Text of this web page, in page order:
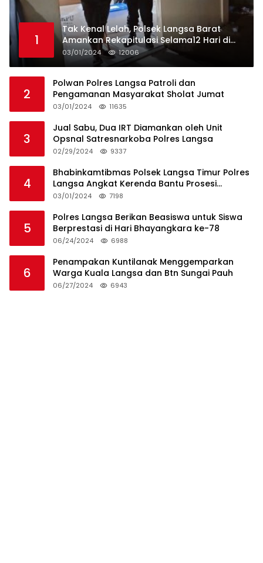
1
Tak Kenal Lelah, Polsek Langsa Barat
Amankan Rekapitulasi Selama12 Hari di
Kecamatan Baro
03/01/2024 12006
2
Polwan Polres Langsa Patroli dan
Pengamanan Masyarakat Sholat Jumat
03/01/2024 11635
3
Jual Sabu, Dua IRT Diamankan oleh Unit
Opsnal Satresnarkoba Polres Langsa
02/29/2024 9337
4
Bhabinkamtibmas Polsek Langsa Timur Polres
Langsa Angkat Kerenda Bantu Prosesi
Pemakaman Warga
03/01/2024 7198
5
Polres Langsa Berikan Beasiswa untuk Siswa
Berprestasi di Hari Bhayangkara ke-78
06/24/2024 6988
6
Penampakan Kuntilanak Menggemparkan
Warga Kuala Langsa dan Btn Sungai Pauh
06/27/2024 6943